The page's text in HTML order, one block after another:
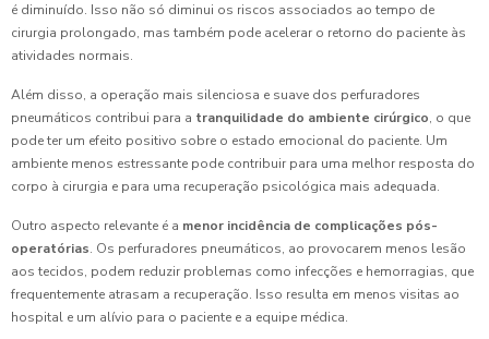
é diminuído. Isso não só diminui os riscos associados ao tempo de
cirurgia prolongado, mas também pode acelerar o retorno do paciente às
atividades normais.
Além disso, a operação mais silenciosa e suave dos perfuradores
pneumáticos contribui para a tranquilidade do ambiente cirúrgico, o que
pode ter um efeito positivo sobre o estado emocional do paciente. Um
ambiente menos estressante pode contribuir para uma melhor resposta do
corpo à cirurgia e para uma recuperação psicológica mais adequada.
Outro aspecto relevante é a menor incidência de complicações pós-
operatórias. Os perfuradores pneumáticos, ao provocarem menos lesão
aos tecidos, podem reduzir problemas como infecções e hemorragias, que
frequentemente atrasam a recuperação. Isso resulta em menos visitas ao
hospital e um alívio para o paciente e a equipe médica.